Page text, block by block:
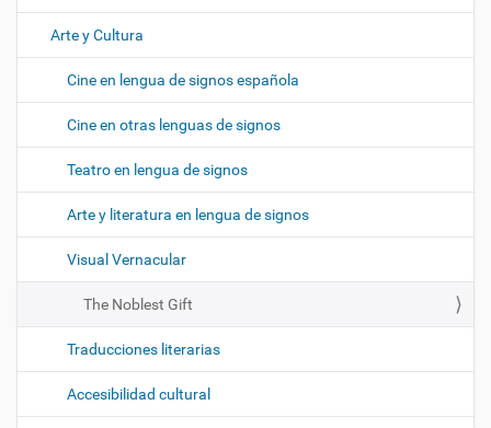
Arte y Cultura
Cine en lengua de signos española
Cine en otras lenguas de signos
Teatro en lengua de signos
Arte y literatura en lengua de signos
Visual Vernacular
The Noblest Gift
Traducciones literarias
Accesibilidad cultural